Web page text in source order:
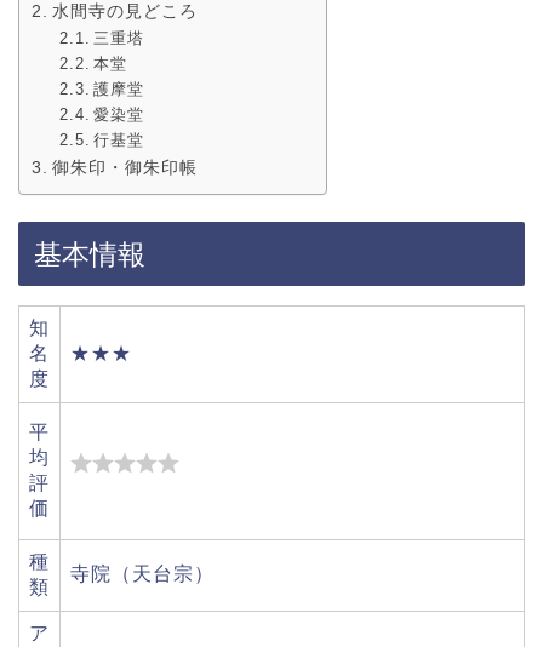
水間寺の見どころ
三重塔
本堂
護摩堂
愛染堂
行基堂
御朱印・御朱印帳
基本情報
知
名
度
★★★
平
均
評
価
種
類
寺院（天台宗）
ア